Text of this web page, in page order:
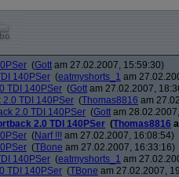
(Gott am 27.02.2007, 15:59:30)
140PSer (eatmyshorts_1 am
TDI 140PSer (Gott am 27.02.2007,
2.0 TDI 140PSer (Thomas8816 am
2.0 TDI 140PSer (Gott am
2.0 TDI 140PSer (Thomas8816
(Narf !!! am 27.02.2007, 16:08:54)
(TBone am 27.02.2007, 16:33:16)
140PSer (eatmyshorts_1 am
TDI 140PSer (TBone am 27.02.2007,